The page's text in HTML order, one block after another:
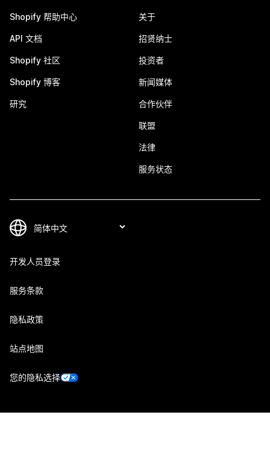
Shopify 帮助中心
API 文档
Shopify 社区
Shopify 博客
研究
关于
招贤纳士
投资者
新闻媒体
合作伙伴
联盟
法律
服务状态
开发人员登录
服务条款
隐私政策
站点地图
您的隐私选择